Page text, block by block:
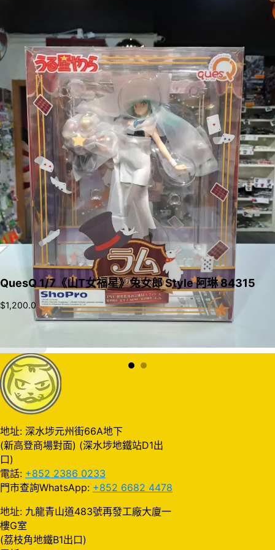
QuesQ 1/7《山T女福星》兔女郎 Style 阿琳 84315
$1,200.0
地址: 深水埗元州街66A地下
(新高登商場對面) (深水埗地鐵站D1出
口)
電話: +852 2386 0233
門市查詢WhatsApp: +852 6682 4478
地址: 九龍青山道483號再發工廠大廈一
樓G室
(荔枝角地鐵B1出口)